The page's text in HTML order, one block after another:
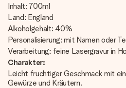
Inhalt: 700ml
Land: England
Alkoholgehalt: 40%
Personalisierung: mit Namen oder
Verarbeitung: feine Lasergravur in
Charakter:
Leicht fruchtiger Geschmack mit
Gewürze und Kräutern.